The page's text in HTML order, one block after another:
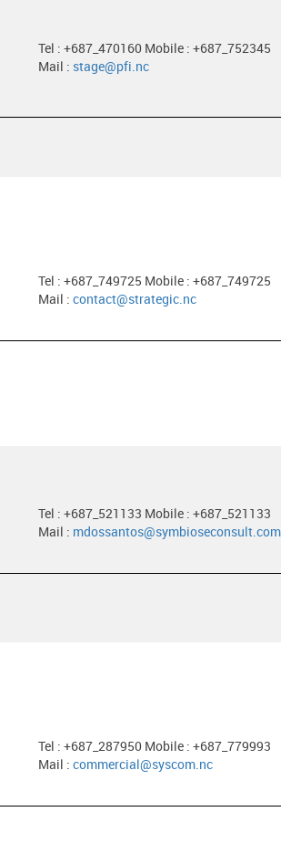
Tel : +687_470160 Mobile : +687_752345
Mail : stage@pfi.nc
Tel : +687_749725 Mobile : +687_749725
Mail : contact@strategic.nc
Tel : +687_521133 Mobile : +687_521133
Mail : mdossantos@symbioseconsult.com
Tel : +687_287950 Mobile : +687_779993
Mail : commercial@syscom.nc